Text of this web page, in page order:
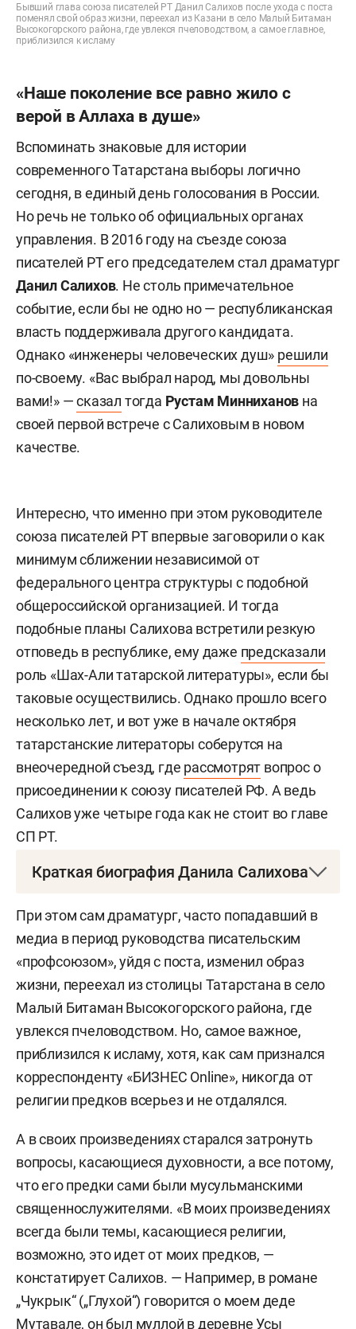
Бывший глава союза писателей РТ Данил Салихов после ухода с поста
поменял свой образ жизни, переехал из Казани в село Малый Битаман
Высокогорского района, где увлекся пчеловодством, а самое главное,
приблизился к исламу
«Наше поколение все равно жило с
верой в Аллаха в душе»
Вспоминать знаковые для истории
современного Татарстана выборы логично
сегодня, в единый день голосования в России.
Но речь не только об официальных органах
управления. В 2016 году на съезде союза
писателей РТ его председателем стал драматург
Данил Салихов. Не столь примечательное
событие, если бы не одно но — республиканская
власть поддерживала другого кандидата.
Однако «инженеры человеческих душ» решили
по-своему. «Вас выбрал народ, мы довольны
вами!» —сказал тогда Рустам Минниханов на
своей первой встрече с Салиховым в новом
качестве.
Интересно, что именно при этом руководителе
союза писателей РТ впервые заговорили о как
минимум сближении независимой от
федерального центра структуры с подобной
общероссийской организацией. И тогда
подобные планы Салихова встретили резкую
отповедь в республике, ему даже предсказали
роль «Шах-Али татарской литературы», если бы
таковые осуществились. Однако прошло всего
несколько лет, и вот уже в начале октября
татарстанские литераторы соберутся на
внеочередной съезд, где рассмотрят вопрос о
присоединении к союзу писателей РФ. А ведь
Салихов уже четыре года как не стоит во главе
СП РТ.
Краткая биография Данила Салихова
и татарский писатель, драматург.
Дата рождения — 07.10.1958 (Татарстан,
Актанышский район, поселок совхоза им.
Кирова).
1976–1979 — учеба в Казанском музыкальном
училище.
1979–1983 — учеба в Казанском театральном
училище.
1983–1985 — актер Татарского
государственного академического театра им.
Камала.
1985–1991 — актер Татарского
государственного театра драмы и комедии им.
При этом сам драматург, часто попадавший в
медиа в период руководства писательским
«профсоюзом», уйдя с поста, изменил образ
жизни, переехал из столицы Татарстана в село
Малый Битаман Высокогорского района, где
увлекся пчеловодством. Но, самое важное,
приблизился к исламу, хотя, как сам признался
корреспонденту «БИЗНЕС Online», никогда от
религии предков всерьез и не отдалялся.
А в своих произведениях старался затронуть
вопросы, касающиеся духовности, а все потому,
что его предки сами были мусульманскими
священнослужителями. «В моих произведениях
всегда были темы, касающиеся религии,
возможно, это идет от моих предков, —
констатирует Салихов. — Например, в романе
„Чукрык“ („Глухой“) говорится о моем деде
Мутавале, он был муллой в деревне Усы